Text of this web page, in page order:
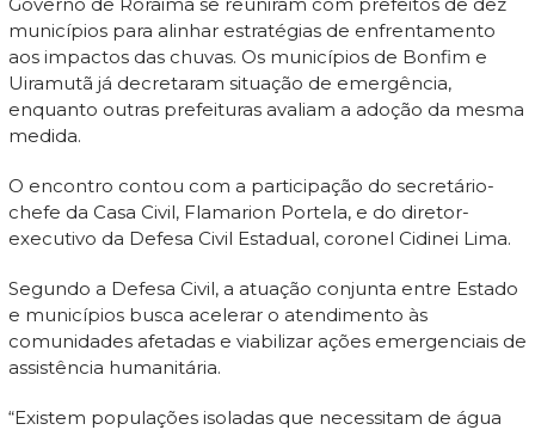
municípios para alinhar estratégias de enfrentamento
aos impactos das chuvas. Os municípios de Bonfim e
Uiramutã já decretaram situação de emergência,
enquanto outras prefeituras avaliam a adoção da mesma
medida.
O encontro contou com a participação do secretário-
chefe da Casa Civil, Flamarion Portela, e do diretor-
executivo da Defesa Civil Estadual, coronel Cidinei Lima.
Segundo a Defesa Civil, a atuação conjunta entre Estado
e municípios busca acelerar o atendimento às
comunidades afetadas e viabilizar ações emergenciais de
assistência humanitária.
“Existem populações isoladas que necessitam de água